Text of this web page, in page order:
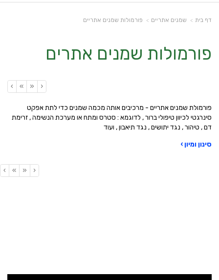
דף בית שמנים אתריים פורמולות שמנים אתריים
פורמולות שמנים אתרים
‹
«
»
›
פורמולת שמנים אתריים - מרכיבים אותה מכמה שמנים כדי לתת אפקט
סינרגטי לכיוון טיפולי ברור , לדוגמא : סטרס ומתח או מערכת הנשימה , זרימת
דם , טיהור , נגד יתושים , נגד תיאבון , ועוד
סינון ומיון ›
‹
«
»
›